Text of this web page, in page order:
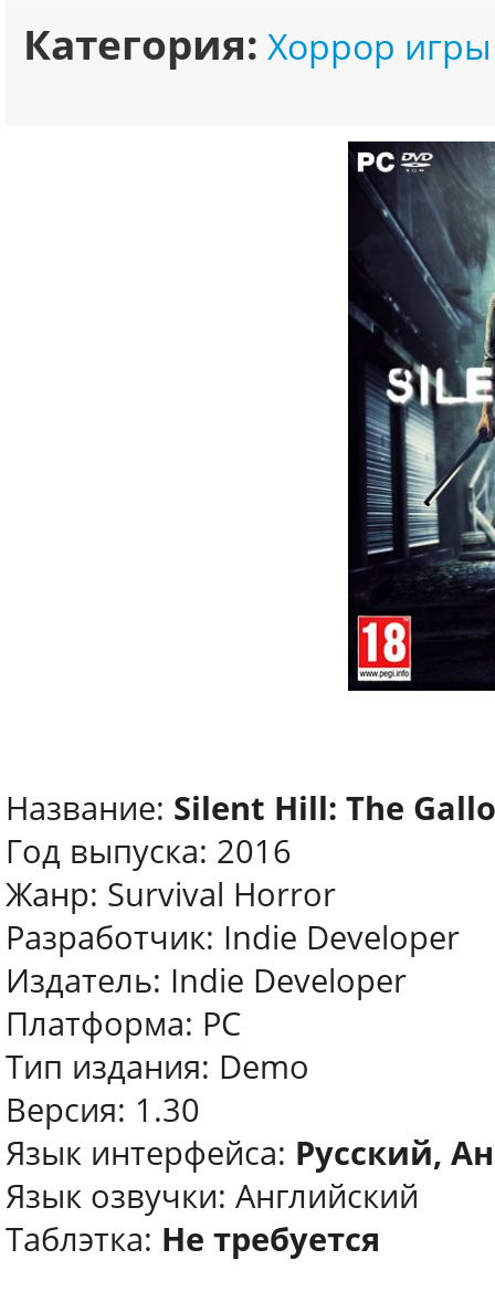
Категория: Хоррор игры
Название: Silent Hill: The
Год выпуска: 2016
Жанр: Survival Horror
Разработчик: Indie Developer
Издатель: Indie Developer
Платформа: PC
Тип издания: Demo
Версия: 1.30
Язык интерфейса: Русский,
Язык озвучки: Английский
Таблэтка: Не требуется